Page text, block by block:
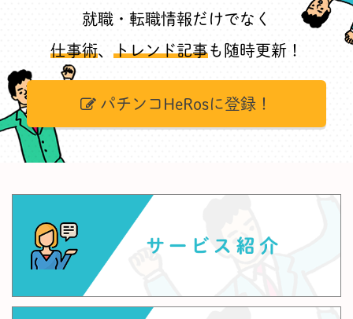
就職・転職情報だけでなく
仕事術、 トレンド記事も随時更新！
パチンコHeRosに登録！